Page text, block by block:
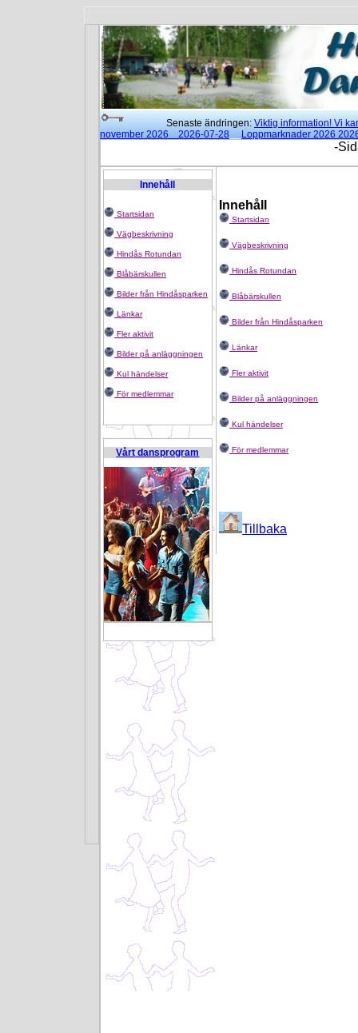
Senaste ändringen: Viktig information! Vi
november 2026 2026-07-28
Loppmarknader 2026
Moderna danser klockan 18:00 -
2025-01-14
-
Innehåll
Startsidan
Vägbeskrivning
Hindås Rotundan
Blåbärskullen
Bilder från Hindåsparken
Länkar
Fler aktivit
Bilder på anläggningen
Kul händelser
För medlemmar
Vårt dansprogram
Innehåll
Startsidan
Vägbeskrivning
Hindås Rotundan
Blåbärskullen
Bilder från Hindåsparken
Länkar
Fler aktivit
Bilder på anläggningen
Kul händelser
För medlemmar
Tillbaka